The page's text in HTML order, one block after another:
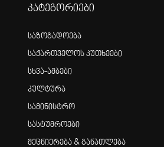
კატეგორიები
საზოგადოება
საქართველოს კუთხეები
სხვა-ამბები
კულტურა
სამინისტრო
სასტუმროები
მეცნიერება & განათლება